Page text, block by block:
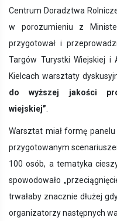
Centrum Doradztwa
w porozumieniu z
przygotował i
Targów Turystki Wiejskiej i
Kielcach warsztaty
do wyższej jakości
wiejskiej”
Warsztat miał formę
przygotowanym
100 osób, a tematyka
spowodowało
trwałaby znacznie dłużej
organizatorzy następnych